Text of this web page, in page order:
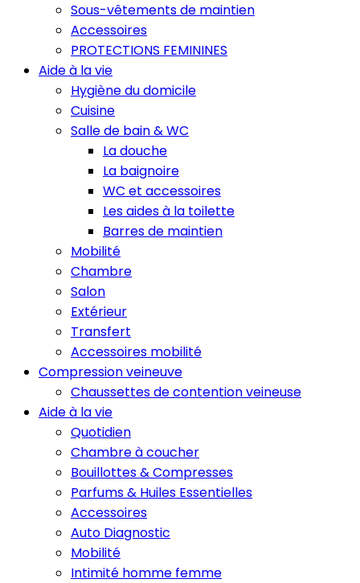
Sous-vêtements de maintien
Accessoires
PROTECTIONS FEMININES
Aide à la vie
Hygiène du domicile
Cuisine
Salle de bain & WC
La douche
La baignoire
WC et accessoires
Les aides à la toilette
Barres de maintien
Mobilité
Chambre
Salon
Extérieur
Transfert
Accessoires mobilité
Compression veineuve
Chaussettes de contention veineuse
Aide à la vie
Quotidien
Chambre à coucher
Bouillottes & Compresses
Parfums & Huiles Essentielles
Accessoires
Auto Diagnostic
Mobilité
Intimité homme femme